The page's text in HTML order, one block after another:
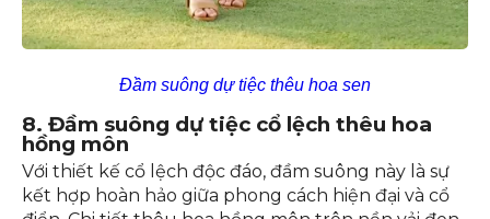
Đầm suông dự tiệc thêu hoa sen
8. Đầm suông dự tiệc cổ lệch thêu hoa
hồng môn
Với thiết kế cổ lệch độc đáo, đầm suông này là sự
kết hợp hoàn hảo giữa phong cách hiện đại và cổ